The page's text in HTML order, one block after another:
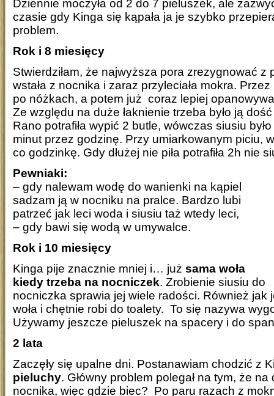
Dziennie moczyła od 2 do 7 pieluszek, ale
czasie gdy Kinga się kąpała ja je szybko
problem.
Rok i 8 miesięcy
Stwierdziłam, że najwyższa pora zrezygnować z
wstała z nocnika i zaraz przyleciała mokra.
po nóżkach, a potem już coraz lepiej
Ze względu na duże łaknienie trzeba było ją
Rano potrafiła wypić 2 butle, wówczas siusiu
minut przez godzinę. Przy umiarkowanym piciu,
co godzinkę. Gdy dłużej nie piła potrafiła 2h nie
Pewniaki:
– gdy nalewam wodę do wanienki na kąpiel
sadzam ją w nocniku na pralce. Bardzo lubi
patrzeć jak leci woda i siusiu taż wtedy leci,
– gdy bawi się wodą w umywalce.
Rok i 10 miesięcy
Kinga pije znacznie mniej i… już sama woła
kiedy trzeba na nocniczek. Zrobienie siusiu do
nocniczka sprawia jej wiele radości. Również jak
woła i chętnie robi do toalety. To się nazywa
Używamy jeszcze pieluszek na spacery i do
2 lata
Zaczęły się upalne dni. Postanawiam chodzić z
pieluchy. Główny problem polegał na tym, że
nocnika, więc gdzie biec? Po paru razach z